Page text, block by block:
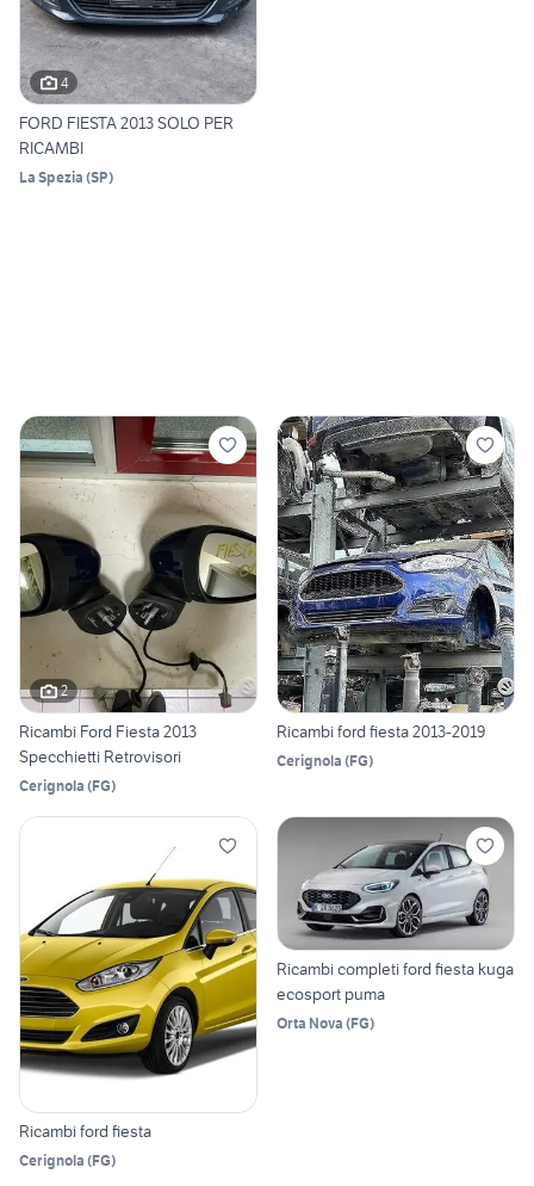
4
FORD FIESTA 2013 SOLO PER
RICAMBI
La Spezia (SP)
2
Ricambi Ford Fiesta 2013
Specchietti Retrovisori
Cerignola (FG)
Ricambi ford fiesta 2013-2019
Cerignola (FG)
Ricambi ford fiesta
Cerignola (FG)
Ricambi completi ford fiesta kuga
ecosport puma
Orta Nova (FG)